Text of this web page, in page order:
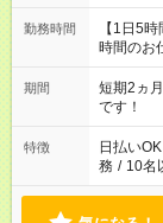
勤務時間
【1日5
時間のお
その他の
ただけます！ 【シフト固定もOK】★家庭の
な場合も遠慮な
が必要で
期間
短期2ヵ
です！
特徴 日払いOK
務 / 10名